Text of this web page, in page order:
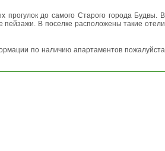
до самого Старого города Будвы. В
В поселке расположены такие отели
по наличию апартаментов пожалуйста